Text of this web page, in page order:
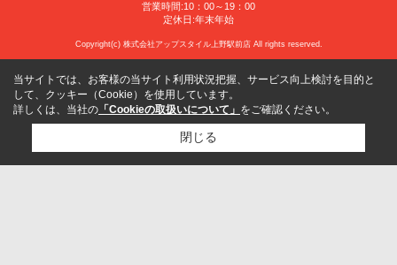
営業時間:10：00～19：00
定休日:年末年始
Copyright(c) 株式会社アップスタイル上野駅前店 All rights reserved.
当サイトでは、お客様の当サイト利用状況把握、サービス向上検討を目的と
して、クッキー（Cookie）を使用しています。
詳しくは、当社の 「Cookieの取扱いについて」 をご確認ください。
閉じる